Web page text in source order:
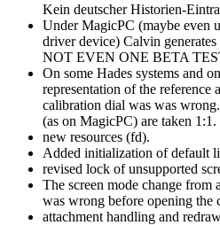
Kein deutscher Historien-
Under MagicPC (maybe even
driver device) Calvin
NOT EVEN ONE BETA
On some Hades systems and
representation of the reference
calibration dial was was
(as on MagicPC) are taken 1:1.
new resources (fd).
Added initialization of default
revised lock of unsupported
The screen mode change
was wrong before opening the
attachment handling and